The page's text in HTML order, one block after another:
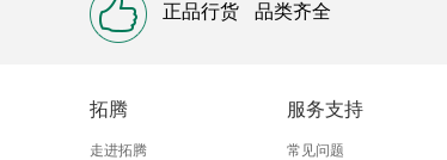
正品行货 品类齐全
拓腾
走进拓腾
服务支持
常见问题